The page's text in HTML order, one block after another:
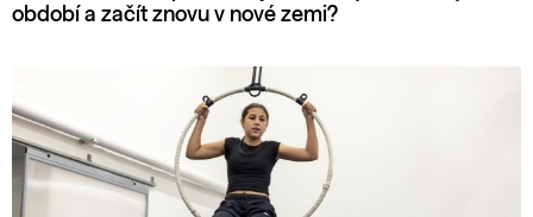
období a začít znovu v nové zemi?